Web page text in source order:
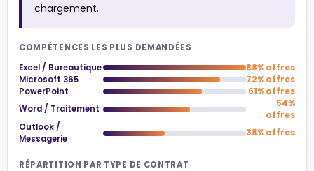
chargement.
COMPÉTENCES LES PLUS DEMANDÉES
Excel / Bureautique
88% offres
Microsoft 365
72% offres
PowerPoint
61% offres
Word / Traitement
54%
offres
Outlook /
Messagerie
38% offres
RÉPARTITION PAR TYPE DE CONTRAT